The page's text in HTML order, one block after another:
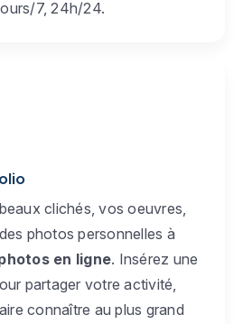
7, 24h/24.
clichés, vos oeuvres,
photos personnelles à
en ligne. Insérez une
partager votre activité,
connaître au plus grand